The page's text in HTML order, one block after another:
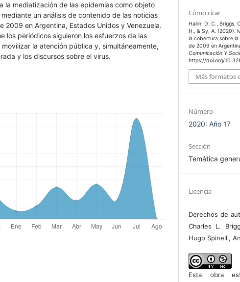
la mediatización de las epidemias como objeto
un análisis de contenido de las noticias
2009 en Argentina, Estados Unidos y Venezuela.
los periódicos siguieron los esfuerzos de las
la atención pública y, simultáneamente,
y los discursos sobre el virus.
Cómo citar
Hallin, D. C., Briggs,
H., & Sy, A. (2020).
la cobertura sobre la
de 2009 en
Comunicación Y
https://doi.org/
Más formatos
Número
2020: Año 17
Sección
Temática
Licencia
Derechos de
Charles L.
Hugo Spinelli,
Esta obra